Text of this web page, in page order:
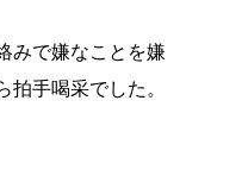
みで嫌なことを嫌
手喝采でした。